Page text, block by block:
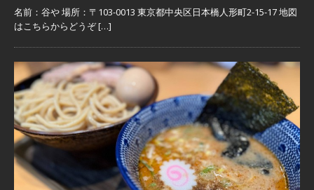
名前：谷や 場所：〒103-0013 東京都中央区日本橋人形町2-15-17 地図
はこちらからどうぞ[…]